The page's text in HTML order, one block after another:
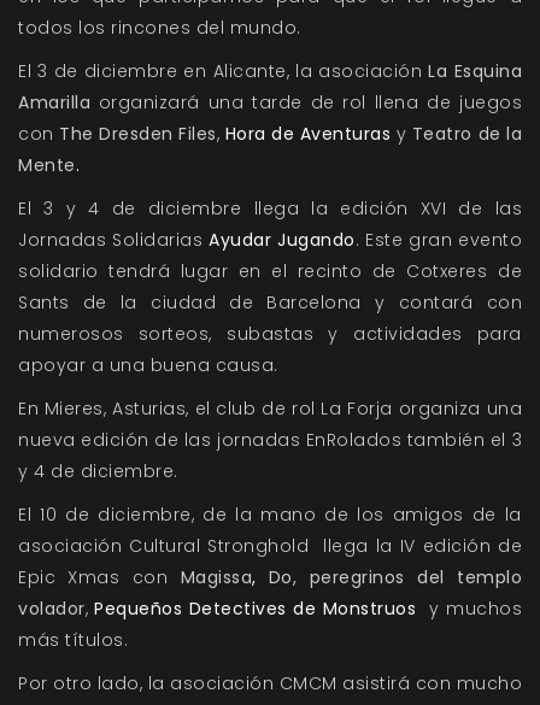
todos los rincones del mundo.
El 3 de diciembre en Alicante, la asociaciónLa Esquina
Amarilla organizará una tarde de rol llena de juegos
con The Dresden Files, Hora de Aventuras y Teatro de la
Mente.
El 3 y 4 de diciembre llega la edición XVI de las
Jornadas Solidarias Ayudar Jugando. Este gran evento
solidario tendrá lugar en el recinto de Cotxeres de
Sants de la ciudad de Barcelona y contará con
numerosos sorteos, subastas y actividades para
apoyar a una buena causa.
En Mieres, Asturias, el club de rol La Forja organiza una
nueva edición de las jornadas EnRolados también el 3
y 4 de diciembre.
El 10 de diciembre, de la mano de los amigos de la
asociación Cultural Stronghold llega la IV edición de
Epic Xmas con Magissa, Do, peregrinos del templo
volador,Pequeños Detectives de Monstruos y muchos
más títulos.
Por otro lado, la asociación CMCM asistirá con mucho